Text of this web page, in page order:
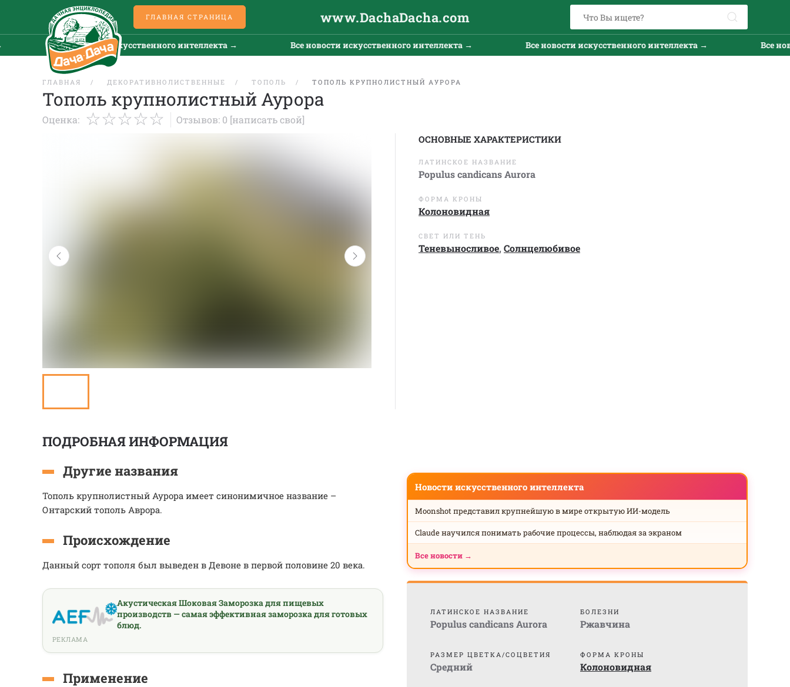
ГЛАВНАЯ СТРАНИЦА www.DachaDacha.com
Все новости искусственного интеллекта → Все новости искусственного интеллекта → Все новости искусственного интеллекта → Все
ГЛАВНАЯ ДЕКОРАТИВНОЛИСТВЕННЫЕ ТОПОЛЬ ТОПОЛЬ КРУПНОЛИСТНЫЙ АУРОРА
Тополь крупнолистный Аурора
Оценка: Отзывов: 0 [написать свой]
ОСНОВНЫЕ ХАРАКТЕРИСТИКИ
ЛАТИНСКОЕ НАЗВАНИЕ
Populus candicans Aurora
ФОРМА КРОНЫ
Колоновидная
СВЕТ ИЛИ ТЕНЬ
Теневыносливое, Солнцелюбивое
ПОДРОБНАЯ ИНФОРМАЦИЯ
Другие названия
Тополь крупнолистный Аурора имеет синонимичное название –
Онтарский тополь Аврора.
Происхождение
Данный сорт тополя был выведен в Девоне в первой половине 20 века.
Акустическая Шоковая Заморозка для пищевых
производств — самая эффективная заморозка для готовых
блюд.
РЕКЛАМА
Применение
Новости искусственного интеллекта
Moonshot представил крупнейшую в мире открытую ИИ-модель
Claude научился понимать рабочие процессы, наблюдая за экраном
Все новости →
ЛАТИНСКОЕ НАЗВАНИЕ
Populus candicans Aurora
БОЛЕЗНИ
Ржавчина
РАЗМЕР ЦВЕТКА/СОЦВЕТИЯ
Средний
ФОРМА КРОНЫ
Колоновидная